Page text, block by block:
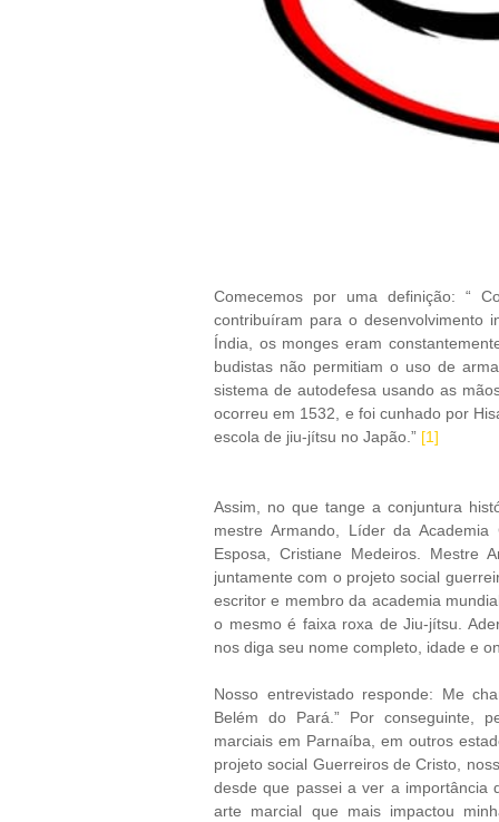
Comecemos por uma definição: “
contribuíram para o desenvolvimento
Índia, os monges eram
budistas não permitiam o uso de
sistema de autodefesa usando as
ocorreu em 1532, e foi cunhado por
escola de jiu-jítsu no Japão.” [1]
Assim, no que tange a conjuntura
mestre Armando, Líder da
Esposa, Cristiane Medeiros. Mestre
juntamente com o projeto social
escritor e membro da academia
o mesmo é faixa roxa de Jiu-jítsu.
nos diga seu nome completo, idade e
Nosso entrevistado responde: Me
Belém do Pará.” Por conseguinte,
marciais em Parnaíba, em outros
projeto social Guerreiros de Cristo,
desde que passei a ver a importância
arte marcial que mais impactou